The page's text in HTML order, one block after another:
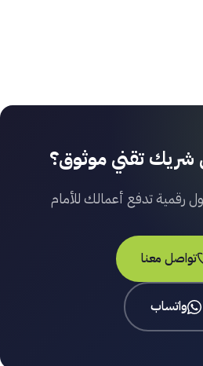
تقني موثوق؟
رقمية تدفع أعمالك للأمام
تواصل معنا
واتساب